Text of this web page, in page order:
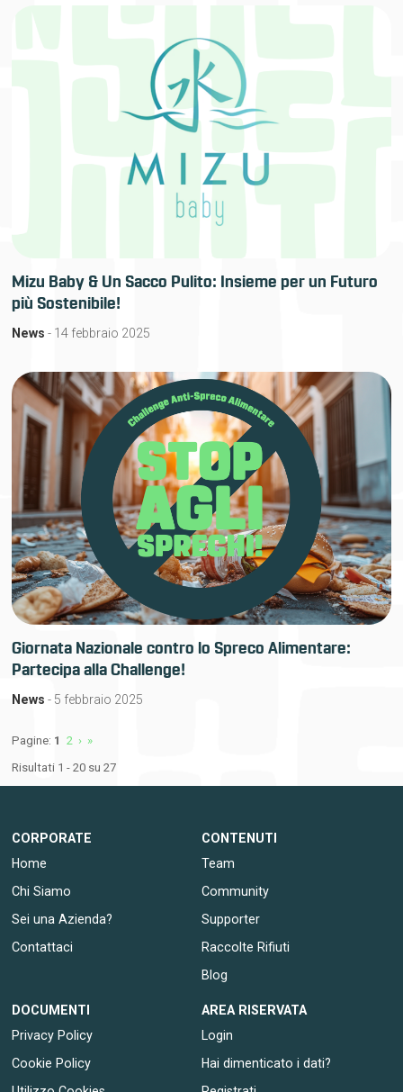
Mizu Baby & Un Sacco Pulito: Insieme per un Futuro
più Sostenibile!
News - 14 febbraio 2025
Giornata Nazionale contro lo Spreco Alimentare:
Partecipa alla Challenge!
News - 5 febbraio 2025
Pagine: 1 2 › »
Risultati 1 - 20 su 27
CORPORATE
Home
Chi Siamo
Sei una Azienda?
Contattaci
CONTENUTI
Team
Community
Supporter
Raccolte Rifiuti
Blog
DOCUMENTI
Privacy Policy
Cookie Policy
AREA RISERVATA
Login
Hai dimenticato i dati?